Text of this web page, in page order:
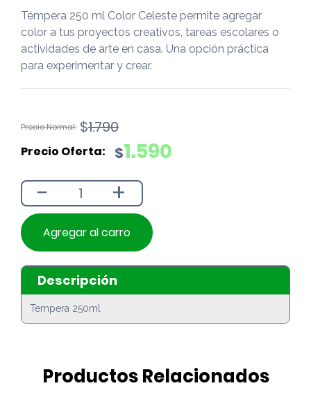
Témpera 250 ml Color Celeste permite agregar
color a tus proyectos creativos, tareas escolares o
actividades de arte en casa. Una opción práctica
para experimentar y crear.
$1.790
El
original
$1.790.
$1.590
El
actual
$1.590.
- +
Agregar al carro
Descripción
Tempera 250ml
Productos Relacionados